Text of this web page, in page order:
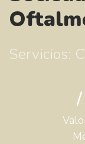
Servicios: